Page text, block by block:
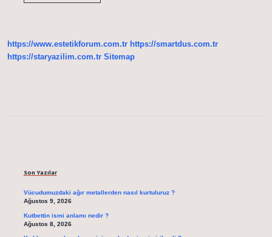
https://www.estetikforum.com.tr https://smartdus.com.tr
https://staryazilim.com.tr Sitemap
Son Yazılar
Vücudumuzdaki ağır metallerden nasıl kurtuluruz ?
Ağustos 9, 2026
Kutbettin ismi anlamı nedir ?
Ağustos 8, 2026